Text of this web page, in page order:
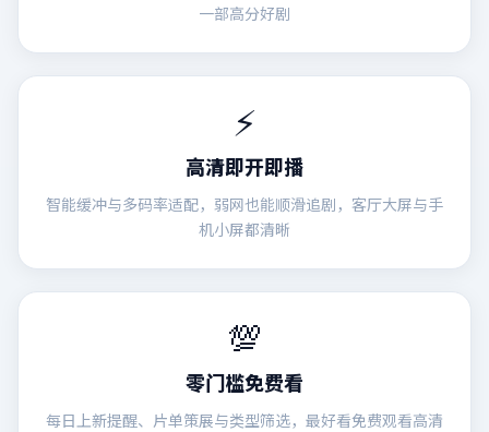
一部高分好剧
⚡
高清即开即播
智能缓冲与多码率适配，弱网也能顺滑追剧，客厅大屏与手
机小屏都清晰
💯
零门槛免费看
每日上新提醒、片单策展与类型筛选，最好看免费观看高清